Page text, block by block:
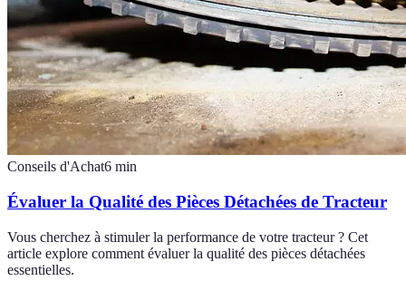
Conseils d'Achat6 min
Évaluer la Qualité des Pièces Détachées de Tracteur
Vous cherchez à stimuler la performance de votre tracteur ? Cet
article explore comment évaluer la qualité des pièces détachées
essentielles.